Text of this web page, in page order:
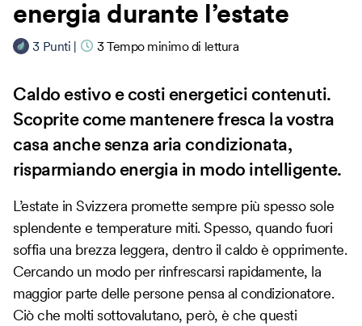
energia durante l’estate
3 Punti | 3 Tempo minimo di lettura
Caldo estivo e costi energetici contenuti.
Scoprite come mantenere fresca la vostra
casa anche senza aria condizionata,
risparmiando energia in modo intelligente.
L’estate in Svizzera promette sempre più spesso sole
splendente e temperature miti. Spesso, quando fuori
soffia una brezza leggera, dentro il caldo è opprimente.
Cercando un modo per rinfrescarsi rapidamente, la
maggior parte delle persone pensa al condizionatore.
Ciò che molti sottovalutano, però, è che questi